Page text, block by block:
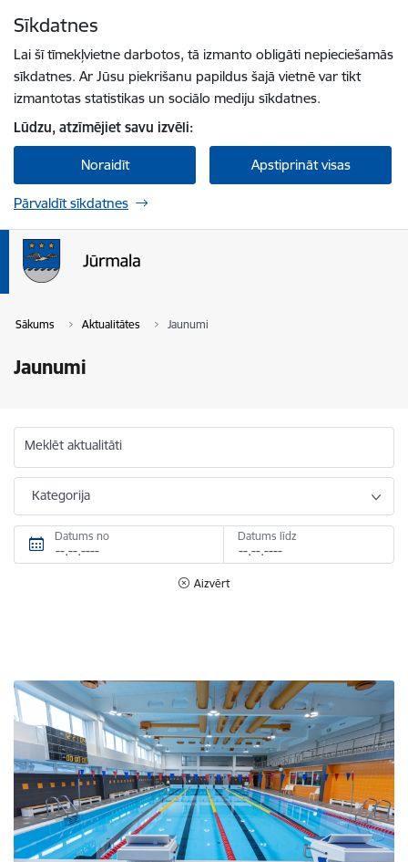
Sīkdatnes
Lai šī tīmekļvietne darbotos, tā izmanto obligāti nepieciešamās
sīkdatnes. Ar Jūsu piekrišanu papildus šajā vietnē var tikt
izmantotas statistikas un sociālo mediju sīkdatnes.
Lūdzu, atzīmējiet savu izvēli:
Noraidīt Apstiprināt visas
Pārvaldīt sīkdatnes
Sākums Aktualitātes Jaunumi
Jaunumi
Meklēt aktualitāti
Kategorija
Datums no Datums līdz
Aizvērt